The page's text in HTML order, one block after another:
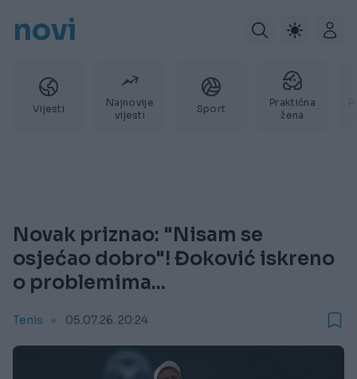
novi
Vijesti
Najnovije
vijesti
Sport
Praktična
žena
Novak priznao: "Nisam se
osjećao dobro"! Đoković iskreno
o problemima...
Tenis 05.07.26. 20:24